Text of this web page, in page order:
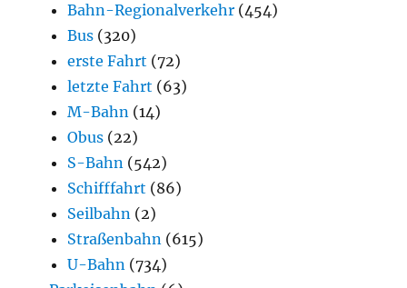
Bahn-Regionalverkehr (454)
Bus (320)
erste Fahrt (72)
letzte Fahrt (63)
M-Bahn (14)
Obus (22)
S-Bahn (542)
Schifffahrt (86)
Seilbahn (2)
Straßenbahn (615)
U-Bahn (734)